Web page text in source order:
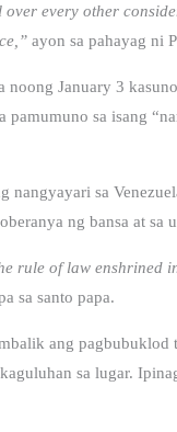
every other
ayon sa pahayag ni
January 3
sa isang
nangyayari sa
ng bansa at
rule of law enshrined
sa santo papa.
ang pagbubuklod
sa lugar.